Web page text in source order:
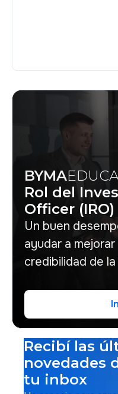
BYMA
Rol del
Officer (IRO)
Un buen
ayudar a
credibilidad de
Recibí las
novedades
tu inbox